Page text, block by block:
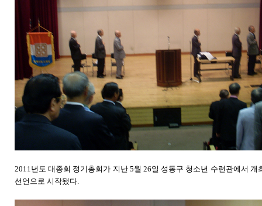
2011년도 대종회 정기총회가 지난 5월 26일 성동구 청소년 수련관에서
선언으로 시작됐다.